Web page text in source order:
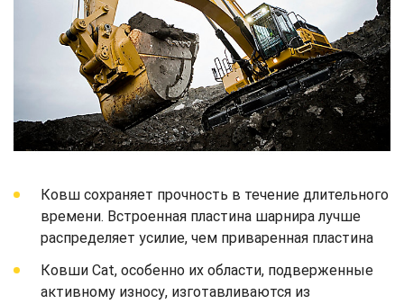
Ковш сохраняет прочность в течение длительного
времени. Встроенная пластина шарнира лучше
распределяет усилие, чем приваренная пластина
Ковши Cat, особенно их области, подверженные
активному износу, изготавливаются из